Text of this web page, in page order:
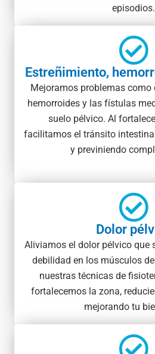
episodios.
Estreñimiento,
Mejoramos problemas como
hemorroides y las fístulas
suelo pélvico. Al
facilitamos el tránsito
y previniendo
Dolor
Aliviamos el dolor pélvico que
debilidad en los músculos
nuestras técnicas de
fortalecemos la zona,
mejorando tu